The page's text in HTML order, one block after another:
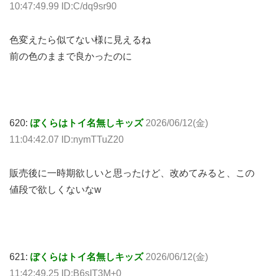
10:47:49.99 ID:C/dq9sr90
色変えたら似てない様に見えるね
前の色のままで良かったのに
620: ぼくらはトイ名無しキッズ 2026/06/12(金)
11:04:42.07 ID:nymTTuZ20
販売後に一時期欲しいと思ったけど、改めてみると、この
値段で欲しくないなw
621: ぼくらはトイ名無しキッズ 2026/06/12(金)
11:42:49.25 ID:B6sIT3M+0